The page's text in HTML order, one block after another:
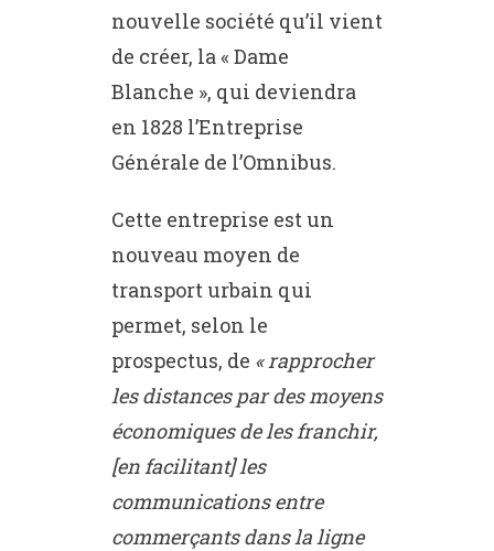
nouvelle société qu’il vient
de créer, la « Dame
Blanche », qui deviendra
en 1828 l’Entreprise
Générale de l’Omnibus.
Cette entreprise est un
nouveau moyen de
transport urbain qui
permet, selon le
prospectus, de « rapprocher
les distances par des moyens
économiques de les franchir,
[en facilitant] les
communications entre
commerçants dans la ligne